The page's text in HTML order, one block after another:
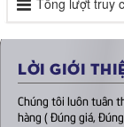
LỜI GIỚI
Chúng tôi luôn tuân
hàng ( Đúng giá,